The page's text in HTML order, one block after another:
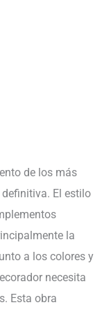
de los más
El estilo
la
a los colores y
necesita
Esta obra